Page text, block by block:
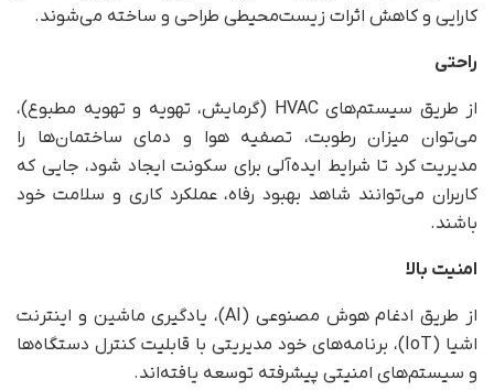
کارایی و کاهش اثرات زیست‌محیطی طراحی و ساخته می‌شوند.
راحتی
از طریق سیستم‌های HVAC (گرمایش، تهویه و تهویه مطبوع)،
می‌توان میزان رطوبت، تصفیه هوا و دمای ساختمان‌ها را
مدیریت کرد تا شرایط ایده‌آلی برای سکونت ایجاد شود، جایی که
کاربران می‌توانند شاهد بهبود رفاه، عملکرد کاری و سلامت خود
باشند.
امنیت بالا
از طریق ادغام هوش مصنوعی (AI)، یادگیری ماشین و اینترنت
اشیا (IoT)، برنامه‌های خود مدیریتی با قابلیت کنترل دستگاه‌ها
و سیستم‌های امنیتی پیشرفته توسعه یافته‌اند.